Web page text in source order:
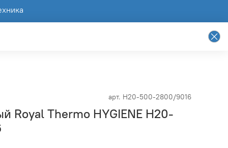
арт. H20-500-2800/9016
Royal Thermo HYGIENE H20-